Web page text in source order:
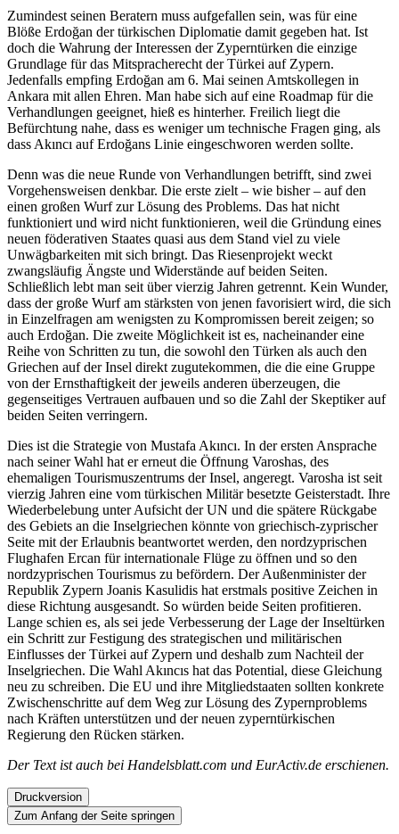
Zumindest seinen Beratern muss aufgefallen sein, was für eine
Blöße Erdoğan der türkischen Diplomatie damit gegeben hat. Ist
doch die Wahrung der Interessen der Zyperntürken die einzige
Grundlage für das Mitspracherecht der Türkei auf Zypern.
Jedenfalls empfing Erdoğan am 6. Mai seinen Amtskollegen in
Ankara mit allen Ehren. Man habe sich auf eine Roadmap für die
Verhandlungen geeignet, hieß es hinterher. Freilich liegt die
Befürchtung nahe, dass es weniger um technische Fragen ging, als
dass Akıncı auf Erdoğans Linie eingeschworen werden sollte.
Denn was die neue Runde von Verhandlungen betrifft, sind zwei
Vorgehensweisen denkbar. Die erste zielt – wie bisher – auf den
einen großen Wurf zur Lösung des Problems. Das hat nicht
funktioniert und wird nicht funktionieren, weil die Gründung eines
neuen föderativen Staates quasi aus dem Stand viel zu viele
Unwägbarkeiten mit sich bringt. Das Riesenprojekt weckt
zwangsläufig Ängste und Widerstände auf beiden Seiten.
Schließlich lebt man seit über vierzig Jahren getrennt. Kein Wunder,
dass der große Wurf am stärksten von jenen favorisiert wird, die sich
in Einzelfragen am wenigsten zu Kompromissen bereit zeigen; so
auch Erdoğan. Die zweite Möglichkeit ist es, nacheinander eine
Reihe von Schritten zu tun, die sowohl den Türken als auch den
Griechen auf der Insel direkt zugutekommen, die die eine Gruppe
von der Ernsthaftigkeit der jeweils anderen überzeugen, die
gegenseitiges Vertrauen aufbauen und so die Zahl der Skeptiker auf
beiden Seiten verringern.
Dies ist die Strategie von Mustafa Akıncı. In der ersten Ansprache
nach seiner Wahl hat er erneut die Öffnung Varoshas, des
ehemaligen Tourismuszentrums der Insel, angeregt. Varosha ist seit
vierzig Jahren eine vom türkischen Militär besetzte Geisterstadt. Ihre
Wiederbelebung unter Aufsicht der UN und die spätere Rückgabe
des Gebiets an die Inselgriechen könnte von griechisch-zyprischer
Seite mit der Erlaubnis beantwortet werden, den nordzyprischen
Flughafen Ercan für internationale Flüge zu öffnen und so den
nordzyprischen Tourismus zu befördern. Der Außenminister der
Republik Zypern Joanis Kasulidis hat erstmals positive Zeichen in
diese Richtung ausgesandt. So würden beide Seiten profitieren.
Lange schien es, als sei jede Verbesserung der Lage der Inseltürken
ein Schritt zur Festigung des strategischen und militärischen
Einflusses der Türkei auf Zypern und deshalb zum Nachteil der
Inselgriechen. Die Wahl Akıncıs hat das Potential, diese Gleichung
neu zu schreiben. Die EU und ihre Mitgliedstaaten sollten konkrete
Zwischenschritte auf dem Weg zur Lösung des Zypernproblems
nach Kräften unterstützen und der neuen zyperntürkischen
Regierung den Rücken stärken.
Der Text ist auch bei Handelsblatt.com und EurActiv.de erschienen.
Druckversion
Zum Anfang der Seite springen